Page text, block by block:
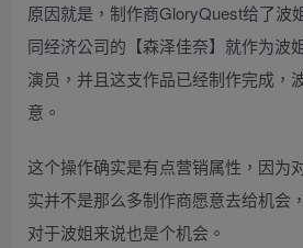
原因就是，制作商GloryQuest给了波
同经济公司的【森泽佳奈】就作为波
演员，并且这支作品已经制作完成，
意。
这个操作确实是有点营销属性，因为
实并不是那么多制作商愿意去给机会
对于波姐来说也是个机会。